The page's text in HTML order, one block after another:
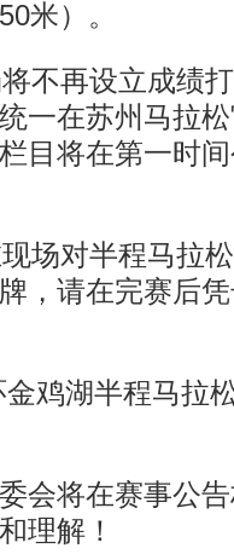
米）。
再设立成绩打
一在苏州马拉
目将在第一时
对半程马拉松
，请在完赛后
湖半程马拉
将在赛事公告
理解！